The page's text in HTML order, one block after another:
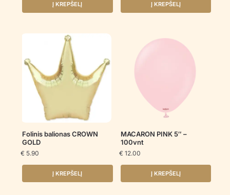
Į KREPŠELĮ Į KREPŠELĮ
Folinis balionas CROWN
GOLD
€ 5.90
Į KREPŠELĮ
MACARON PINK 5″ –
100vnt
€ 12.00
Į KREPŠELĮ